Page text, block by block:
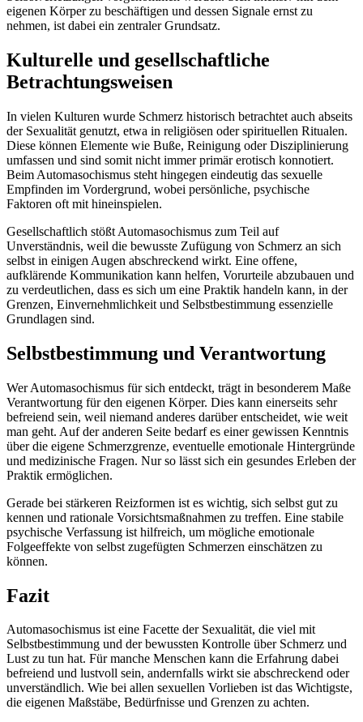
eigenen Körper zu beschäftigen und dessen Signale ernst zu
nehmen, ist dabei ein zentraler Grundsatz.
Kulturelle und gesellschaftliche
Betrachtungsweisen
In vielen Kulturen wurde Schmerz historisch betrachtet auch abseits
der Sexualität genutzt, etwa in religiösen oder spirituellen Ritualen.
Diese können Elemente wie Buße, Reinigung oder Disziplinierung
umfassen und sind somit nicht immer primär erotisch konnotiert.
Beim Automasochismus steht hingegen eindeutig das sexuelle
Empfinden im Vordergrund, wobei persönliche, psychische
Faktoren oft mit hineinspielen.
Gesellschaftlich stößt Automasochismus zum Teil auf
Unverständnis, weil die bewusste Zufügung von Schmerz an sich
selbst in einigen Augen abschreckend wirkt. Eine offene,
aufklärende Kommunikation kann helfen, Vorurteile abzubauen und
zu verdeutlichen, dass es sich um eine Praktik handeln kann, in der
Grenzen, Einvernehmlichkeit und Selbstbestimmung essenzielle
Grundlagen sind.
Selbstbestimmung und Verantwortung
Wer Automasochismus für sich entdeckt, trägt in besonderem Maße
Verantwortung für den eigenen Körper. Dies kann einerseits sehr
befreiend sein, weil niemand anderes darüber entscheidet, wie weit
man geht. Auf der anderen Seite bedarf es einer gewissen Kenntnis
über die eigene Schmerzgrenze, eventuelle emotionale Hintergründe
und medizinische Fragen. Nur so lässt sich ein gesundes Erleben der
Praktik ermöglichen.
Gerade bei stärkeren Reizformen ist es wichtig, sich selbst gut zu
kennen und rationale Vorsichtsmaßnahmen zu treffen. Eine stabile
psychische Verfassung ist hilfreich, um mögliche emotionale
Folgeeffekte von selbst zugefügten Schmerzen einschätzen zu
können.
Fazit
Automasochismus ist eine Facette der Sexualität, die viel mit
Selbstbestimmung und der bewussten Kontrolle über Schmerz und
Lust zu tun hat. Für manche Menschen kann die Erfahrung dabei
befreiend und lustvoll sein, andernfalls wirkt sie abschreckend oder
unverständlich. Wie bei allen sexuellen Vorlieben ist das Wichtigste,
die eigenen Maßstäbe, Bedürfnisse und Grenzen zu achten.